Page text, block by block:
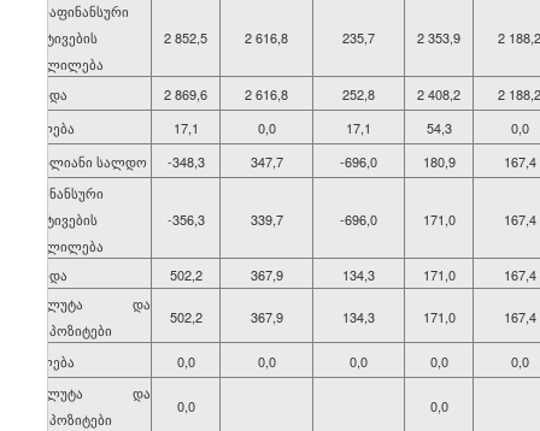
არაფინანსური
აქტივების
ცვლილება
2 852,5 2 616,8 235,7 2 353,9 2 188,2
ზრდა 2 869,6 2 616,8 252,8 2 408,2
2 188,2
კლება
17,1 0,0 17,1 54,3
0,0
მთლიანი სალდო
-348,3 347,7 -696,0 180,9
167,4
ფინანსური
აქტივების
ცვლილება
-356,3 339,7 -696,0 171,0 167,4
ზრდა 502,2 367,9 134,3 171,0
167,4
ვალუტა და
დეპოზიტები
502,2 367,9 134,3 171,0 167,4
კლება 0,0 0,0 0,0 0,0
0,0
ვალუტა და
დეპოზიტები
0,0 0,0